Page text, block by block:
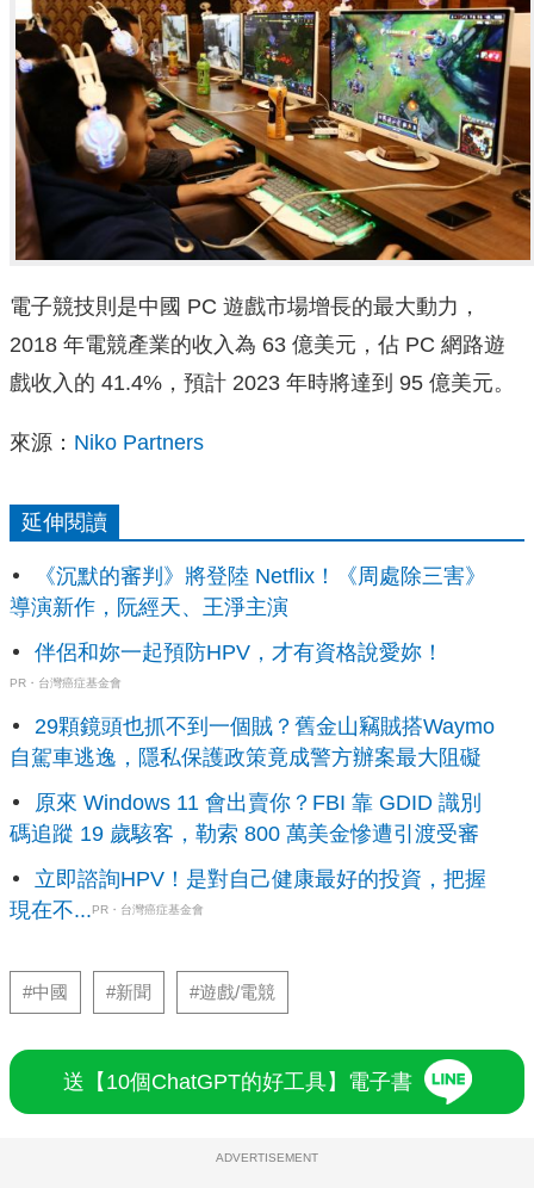
電子競技則是中國 PC 遊戲市場增長的最大動力，
2018 年電競產業的收入為 63 億美元，佔 PC 網路遊
戲收入的 41.4%，預計 2023 年時將達到 95 億美元。
來源： Niko Partners
延伸閱讀
《沉默的審判》將登陸 Netflix！《周處除三害》
導演新作，阮經天、王淨主演
伴侶和妳一起預防HPV，才有資格說愛妳！
PR・台灣癌症基金會
29顆鏡頭也抓不到一個賊？舊金山竊賊搭Waymo
自駕車逃逸，隱私保護政策竟成警方辦案最大阻礙
原來 Windows 11 會出賣你？FBI 靠 GDID 識別
碼追蹤 19 歲駭客，勒索 800 萬美金慘遭引渡受審
立即諮詢HPV！是對自己健康最好的投資，把握
現在不...PR・台灣癌症基金會
#中國 #新聞 #遊戲/電競
送【10個ChatGPT的好工具】電子書
ADVERTISEMENT